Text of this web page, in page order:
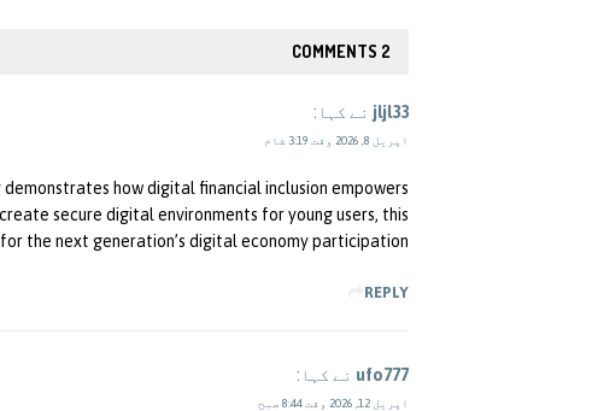
2 COMMENTS
jljl33 نے کہا:
اپریل 8, 2026 وقت 3:19 شام
how digital financial inclusion empowers
create secure digital environments for young users, this
the next generation’s digital economy participation.
REPLY
ufo777 نے کہا:
اپریل 12, 2026 وقت 8:44 صبح